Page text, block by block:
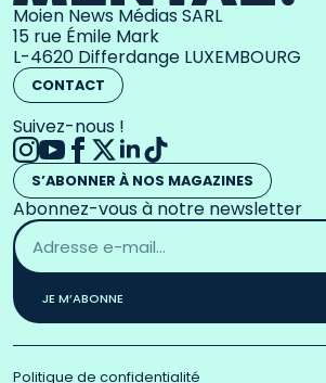
Moien News Médias SARL
15 rue Émile Mark
L-4620 Differdange LUXEMBOURG
CONTACT
Suivez-nous !
S’ABONNER À NOS MAGAZINES
Abonnez-vous à notre newsletter
Adresse
email
*
JE M’ABONNE
Politique de confidentialité